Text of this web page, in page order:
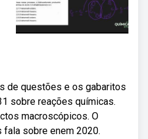
de questões e os gabaritos
sobre reações químicas.
macroscópicos. O
sobre enem 2020.